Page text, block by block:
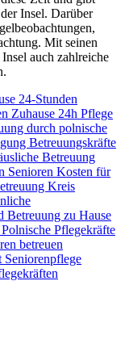
Insel. Darüber
Mit seinen
auch zahlreiche
24-Stunden
Zuhause 24h Pflege
durch polnische
Betreuungskräfte
Betreuung
Senioren Kosten für
Kreis
Betreuung zu Hause
Polnische Pflegekräfte
betreuen
Seniorenpflege